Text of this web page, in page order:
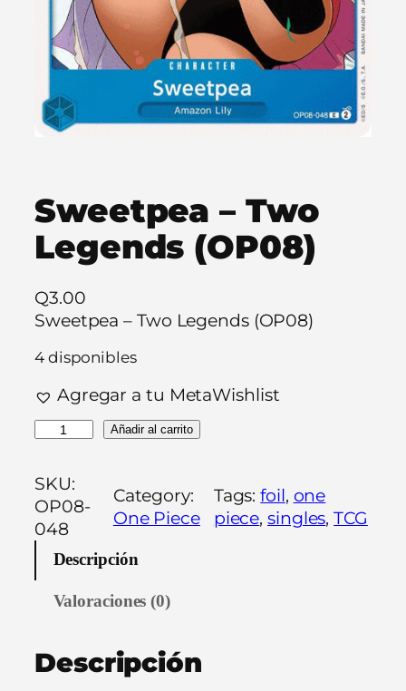
Sweetpea – Two
Legends (OP08)
Q3.00
Sweetpea – Two Legends (OP08)
4 disponibles
Agregar a tu MetaWishlist
e
e
t
p
w
Añadir al carrito
SKU:
OP08-
048
Category:
One Piece
Tags:foil, one
piece, singles, TCG
Descripción
Valoraciones (0)
Descripción